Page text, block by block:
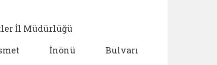
İl Müdürlüğü
İnönü Bulvarı